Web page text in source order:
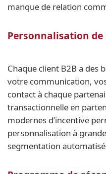
manque de relation
Personnalisation
Chaque client B2B a des
votre communication,
contact à chaque
transactionnelle en
modernes d’incentive
personnalisation à
segmentation